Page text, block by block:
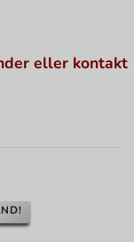
eller kontakt